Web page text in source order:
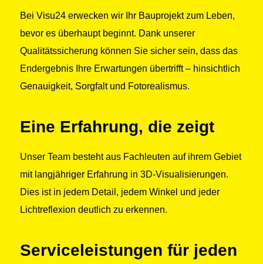
Bei Visu24 erwecken wir Ihr Bauprojekt zum Leben,
bevor es überhaupt beginnt. Dank unserer
Qualitätssicherung können Sie sicher sein, dass das
Endergebnis Ihre Erwartungen übertrifft – hinsichtlich
Genauigkeit, Sorgfalt und Fotorealismus.
Eine Erfahrung, die zeigt
Unser Team besteht aus Fachleuten auf ihrem Gebiet
mit langjähriger Erfahrung in 3D-Visualisierungen.
Dies ist in jedem Detail, jedem Winkel und jeder
Lichtreflexion deutlich zu erkennen.
Serviceleistungen für jeden